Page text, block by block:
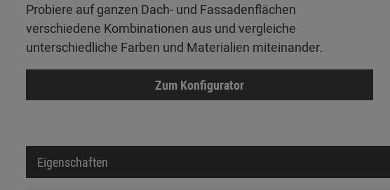
Probiere auf ganzen Dach- und Fassadenflächen
verschiedene Kombinationen aus und vergleiche
unterschiedliche Farben und Materialien miteinander.
Zum Konfigurator
Eigenschaften